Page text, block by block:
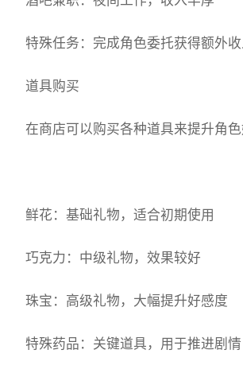
特殊任务：完成角色委托获得额外收
道具购买
在商店可以购买各种道具来提升角色
鲜花：基础礼物，适合初期使用
巧克力：中级礼物，效果较好
珠宝：高级礼物，大幅提升好感度
特殊药品：关键道具，用于推进剧情